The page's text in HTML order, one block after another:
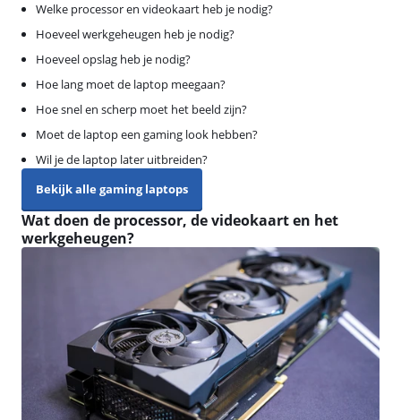
Welke processor en videokaart heb je nodig?
Hoeveel werkgeheugen heb je nodig?
Hoeveel opslag heb je nodig?
Hoe lang moet de laptop meegaan?
Hoe snel en scherp moet het beeld zijn?
Moet de laptop een gaming look hebben?
Wil je de laptop later uitbreiden?
Bekijk alle gaming laptops
Wat doen de processor, de videokaart en het
werkgeheugen?